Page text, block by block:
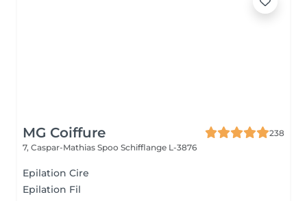
MG Coiffure
238
7, Caspar-Mathias Spoo Schifflange L-3876
Epilation Cire
Epilation Fil